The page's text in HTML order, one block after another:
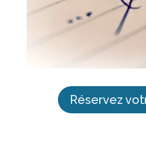
Réservez